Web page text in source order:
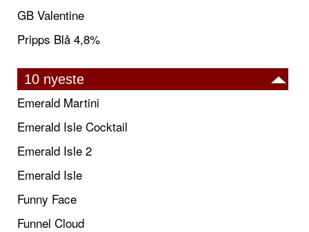
GB Valentine
Pripps Blå 4,8%
10 nyeste
Emerald Martini
Emerald Isle Cocktail
Emerald Isle 2
Emerald Isle
Funny Face
Funnel Cloud